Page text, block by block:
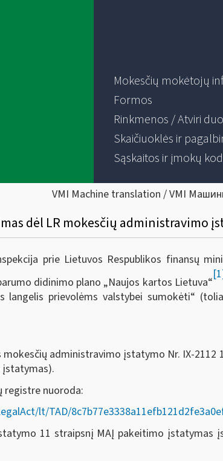
Mokesčių mokėtojų
Formos
Rinkmenos / Atviri
Skaičiuoklės ir
Sąskaitos ir įmokų
VMI Machine translation / VMI
dėl LR mokesčių administravimo
prie Lietuvos Respublikos finansų
didinimo plano „Naujos kartos Lietuva“
langelis prievolėms valstybei sumokėti“
mokesčių administravimo įstatymo Nr. IX-
registre nuoroda:
lt/TAD/
11 straipsnį MAĮ pakeitimo įstatymas